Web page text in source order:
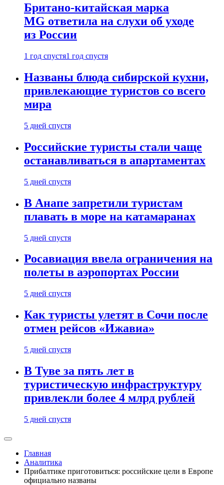
Британо-китайская марка
MG ответила на слухи об уходе
из России
1 год спустя1 год спустя
Названы блюда сибирской кухни,
привлекающие туристов со всего
мира
5 дней спустя
Российские туристы стали чаще
останавливаться в апартаментах
5 дней спустя
В Анапе запретили туристам
плавать в море на катамаранах
5 дней спустя
Росавиация ввела ограничения на
полеты в аэропортах России
5 дней спустя
Как туристы улетят в Сочи после
отмен рейсов «Ижавиа»
5 дней спустя
В Туве за пять лет в
туристическую инфраструктуру
привлекли более 4 млрд рублей
5 дней спустя
Главная
Аналитика
Прибалтике приготовиться: российские цели в Европе
официально названы